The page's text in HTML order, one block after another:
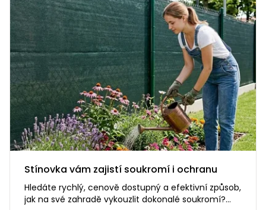
Stínovka vám zajistí soukromí i ochranu
Hledáte rychlý, cenově dostupný a efektivní způsob,
jak na své zahradě vykouzlit dokonalé soukromí?